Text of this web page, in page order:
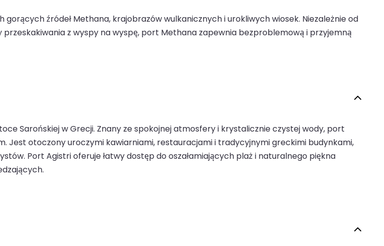
źródeł Methana, krajobrazów wulkanicznych i urokliwych wiosek. Niezależnie od
z wyspy na wyspę, port Methana zapewnia bezproblemową i przyjemną
Sarońskiej w Grecji. Znany ze spokojnej atmosfery i krystalicznie czystej wody, port
Jest otoczony uroczymi kawiarniami, restauracjami i tradycyjnymi greckimi budynkami,
Port Agistri oferuje łatwy dostęp do oszałamiających plaż i naturalnego piękna